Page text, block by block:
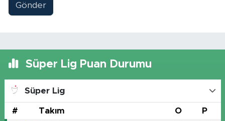
Gönder
Süper Lig Puan Durumu
Süper Lig
# Takım O P